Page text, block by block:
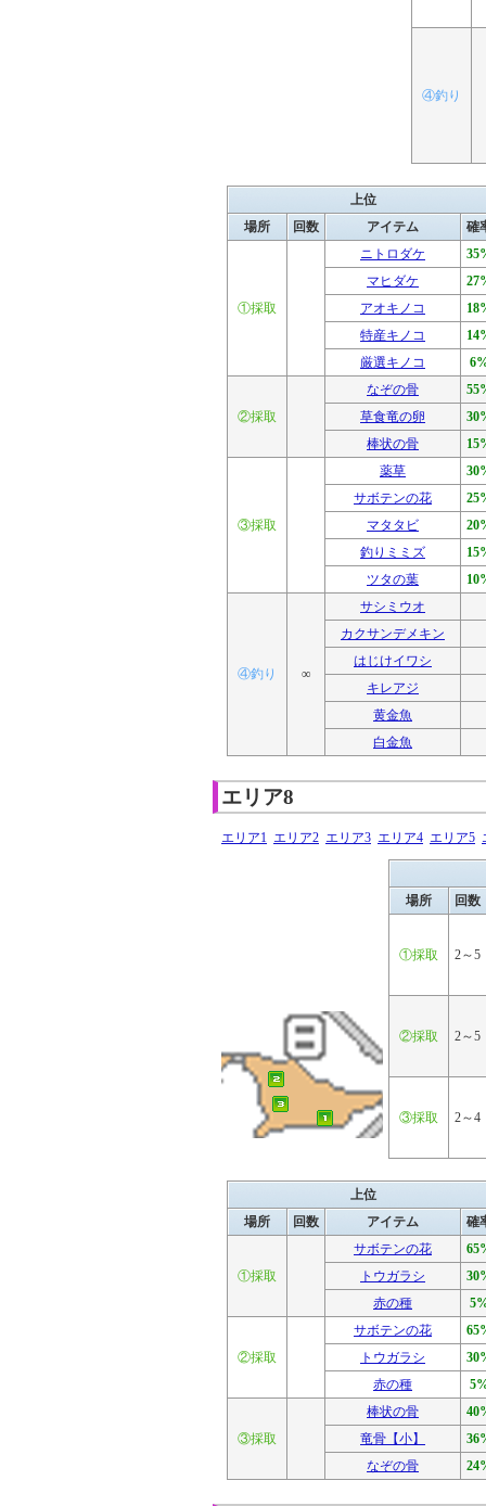
④釣り
上位
場所
回数 アイテム 確
①採取
ニトロダケ
マヒダケ
アオキノコ
特産キノコ
厳選キノコ
②採取
なぞの骨
草食竜の卵
棒状の骨
③採取
薬草
サボテンの花
マタタビ
釣りミミズ
ツタの葉
④釣り ∞
サシミウオ
カクサンデメキン
はじけイワシ
キレアジ
黄金魚
白金魚
エリア8
エリア1 エリア2 エリア3 エリア4 エリア5
場所 回数
①採取 2～5
②採取 2～5
③採取 2～4
上位
場所
回数 アイテム 確
①採取
サボテンの花
トウガラシ
赤の種
②採取
サボテンの花
トウガラシ
赤の種
③採取
棒状の骨
竜骨【小】
なぞの骨